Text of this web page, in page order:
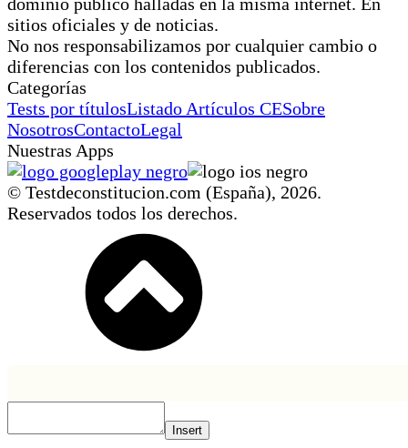
sitios oficiales y de noticias.
No nos responsabilizamos por cualquier cambio o
diferencias con los contenidos publicados.
Categorías
Tests por títulosListado Artículos CESobre
NosotrosContactoLegal
Nuestras Apps
© Testdeconstitucion.com (España), 2026.
Reservados todos los derechos.
Insert